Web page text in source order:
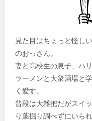
見た目はちょっと怪し
のおっさん。
妻と高校生の息子、ハ
ラーメンと大衆酒場と
く愛す。
普段は大雑把だがスイ
り葉掘り調べずにいら